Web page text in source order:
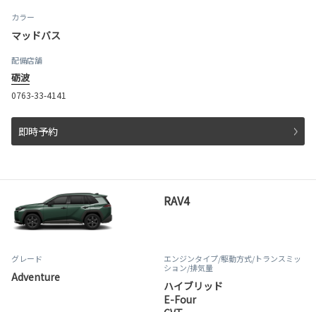
カラー
マッドバス
配備店舗
砺波
0763-33-4141
即時予約
RAV4
グレード
Adventure
エンジンタイプ/駆動方式/トランスミッ
ション/排気量
ハイブリッド
E-Four